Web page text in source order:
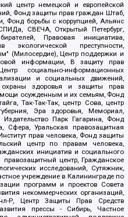
центр немецкой и европейской
Фонд защиты прав граждан Штаб,
Фонд борьбы с коррупцией, Альянс
СВЕЧА, Открытый Петербург,
Правовая инициатива,
экологической преступности,
(Милосердие), Центр поддержки и
информации, В защиту прав
социально-информационных
и социальных движений,
здоровья и защиты прав
осужденным и их семьям, Фонд
Так-Так-Так, центр Сова, центр
Эра здоровья, Мемориал,
Парк Гагарина, Фонд
Сфера, Уральская правозащитная
прав человека, Фонд защиты
центр по правам человека,
инициатив и социального
правозащитный центр, Гражданское
исследований, Сутяжник,
учреждение в Калининграде по
программ и проектов Совета
некоммерческих организаций,
Р, Центр Защиты Прав Средств
прессы - Сибирь, Частное